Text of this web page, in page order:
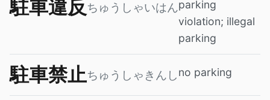
駐車違反ちゅうしゃいはんparking
violation; illegal
parking
駐車禁止ちゅうしゃきんしno parking